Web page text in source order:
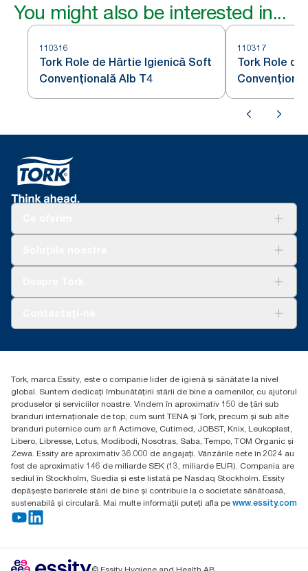
You might also be interested in...
110316
Tork Role de Hârtie Igienică Soft
Convențională Alb T4
110317
Tork Role
Essity Hungary Kft. Professional Hygiene
Budakeszi út 51.
Tork, marca Essity, este o companie lider de igienă și sănătate la nivel
global. Suntem dedicați îmbunătățirii stării de bine a oamenilor, cu ajutorul
produselor și serviciilor noastre. Vindem în aproximativ 150 de țări sub
branduri internaționale de top, cum sunt TENA și Tork, precum și sub alte
branduri puternice cum ar fi Actimove, Cutimed, JOBST, Knix, Leukoplast,
Libero, Libresse, Lotus, Modibodi, Nosotras, Saba, Tempo, TOM Organic și
Zewa. Essity are aproximativ 36.000 de angajați. Vânzările nete în 2024 au
fost de aproximativ 146 de miliarde SEK (13, miliarde EUR). Compania are
sediul în Stockholm, Suedia și este listată pe Nasdaq Stockholm. Essity
depășește barierele stării de bine și contribuie la o societate sănătoasă,
sustenabilă și circulară. Mai multe informații puteți afla pe www.essity.com